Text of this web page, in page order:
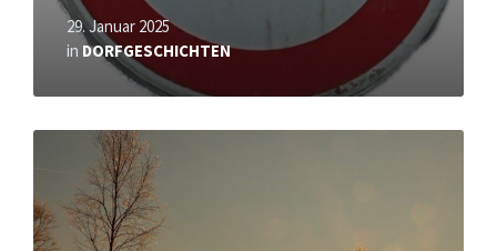
29. Januar 2025
in DORFGESCHICHTEN
Mehr
erfahren